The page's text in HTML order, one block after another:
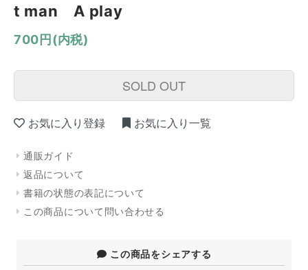
t man A play
700円(内税)
SOLD OUT
お気に入り登録 お気に入り一覧
通販ガイド
返品について
書籍の状態の表記について
この商品について問い合わせる
この商品をシェアする